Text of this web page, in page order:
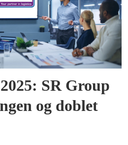
SR Group
og doblet